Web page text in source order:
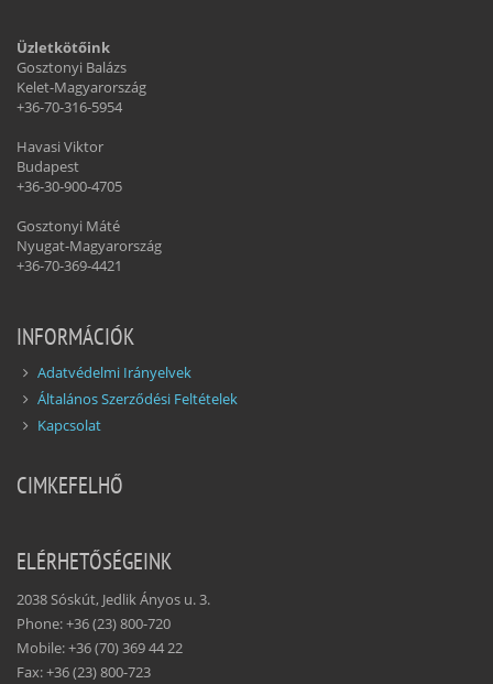
Üzletkötőink
Gosztonyi Balázs
Kelet-Magyarország
+36-70-316-5954
Havasi Viktor
Budapest
+36-30-900-4705
Gosztonyi Máté
Nyugat-Magyarország
+36-70-369-4421
INFORMÁCIÓK
Adatvédelmi Irányelvek
Általános Szerződési Feltételek
Kapcsolat
CIMKEFELHŐ
ELÉRHETŐSÉGEINK
2038 Sóskút, Jedlik Ányos u. 3.
Phone: +36 (23) 800-720
Mobile: +36 (70) 369 44 22
Fax: +36 (23) 800-723